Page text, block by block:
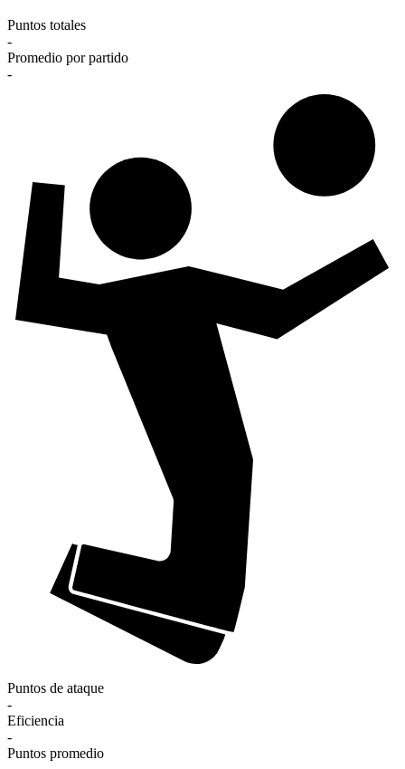
Puntos totales
-
Promedio por partido
-
Puntos de ataque
-
Eficiencia
-
Puntos promedio